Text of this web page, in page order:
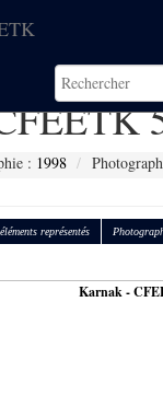
: 1998
représentés